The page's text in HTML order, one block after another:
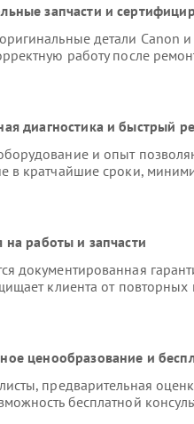
запчасти и
детали
работу после
диагностика и быстрый
и опыт
в кратчайшие сроки,
на работы и запчасти
документированная
клиента от повторных
ценообразование и
предварительная
бесплатной